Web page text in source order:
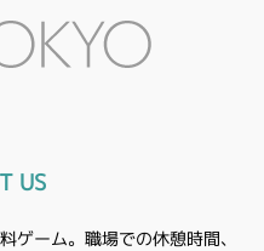
US
ゲーム。職場での休憩時間、